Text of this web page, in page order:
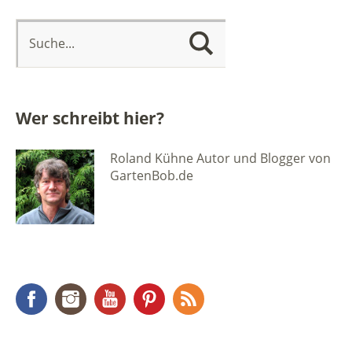
Wer schreibt hier?
Roland Kühne Autor und Blogger von
GartenBob.de
FacebookInstagramYouTubePinterest